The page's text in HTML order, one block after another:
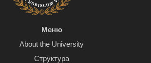
Меню
About the University
Структура